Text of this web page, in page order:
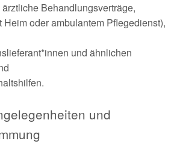
Behandlungsverträge,
Heim oder ambulantem Pflegedienst),
und ähnlichen
und